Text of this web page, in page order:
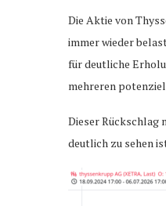
Die Aktie von
immer wieder
für deutliche
mehreren
Dieser Rückschlag
deutlich zu sehen